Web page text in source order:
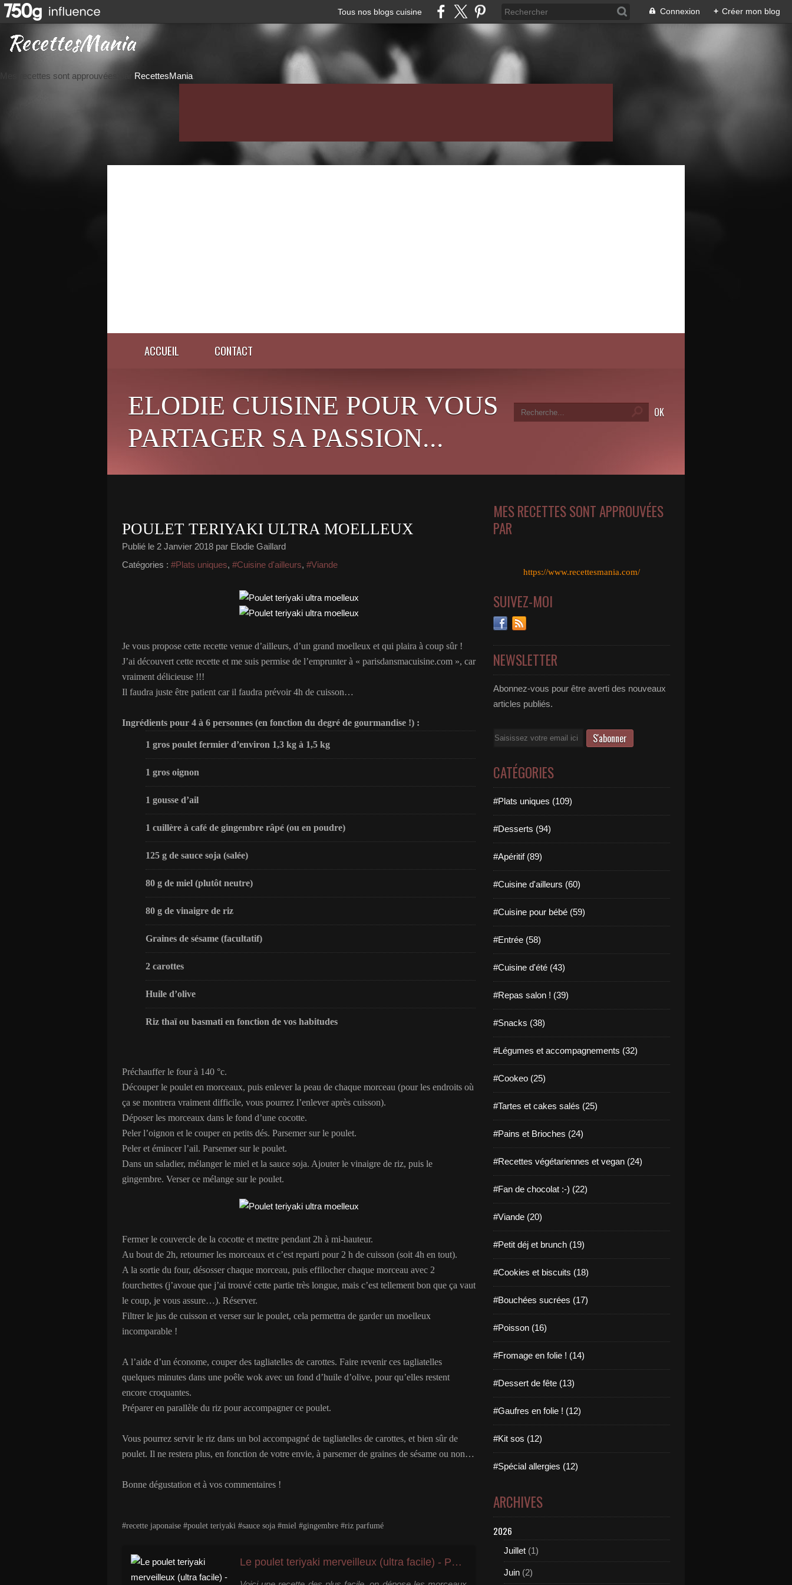
Mes recettes sont approuvées par RecettesMania
Tous nos blogs cuisine Connexion + Créer mon blog
ACCUEIL CONTACT
ELODIE CUISINE POUR VOUS
PARTAGER SA PASSION...
POULET TERIYAKI ULTRA MOELLEUX
Publié le 2 Janvier 2018 par Elodie Gaillard
Catégories : #Plats uniques, #Cuisine d'ailleurs, #Viande
Je vous propose cette recette venue d’ailleurs, d’un grand moelleux et qui plaira à coup sûr !
J’ai découvert cette recette et me suis permise de l’emprunter à « parisdansmacuisine.com », car
vraiment délicieuse !!!
Il faudra juste être patient car il faudra prévoir 4h de cuisson…
Ingrédients pour 4 à 6 personnes (en fonction du degré de gourmandise !) :
1 gros poulet fermier d’environ 1,3 kg à 1,5 kg
1 gros oignon
1 gousse d’ail
1 cuillère à café de gingembre râpé (ou en poudre)
125 g de sauce soja (salée)
80 g de miel (plutôt neutre)
80 g de vinaigre de riz
Graines de sésame (facultatif)
2 carottes
Huile d’olive
Riz thaï ou basmati en fonction de vos habitudes
Préchauffer le four à 140 °c.
Découper le poulet en morceaux, puis enlever la peau de chaque morceau (pour les endroits où
ça se montrera vraiment difficile, vous pourrez l’enlever après cuisson).
Déposer les morceaux dans le fond d’une cocotte.
Peler l’oignon et le couper en petits dés. Parsemer sur le poulet.
Peler et émincer l’ail. Parsemer sur le poulet.
Dans un saladier, mélanger le miel et la sauce soja. Ajouter le vinaigre de riz, puis le
gingembre. Verser ce mélange sur le poulet.
Fermer le couvercle de la cocotte et mettre pendant 2h à mi-hauteur.
Au bout de 2h, retourner les morceaux et c’est reparti pour 2 h de cuisson (soit 4h en tout).
A la sortie du four, désosser chaque morceau, puis effilocher chaque morceau avec 2
fourchettes (j’avoue que j’ai trouvé cette partie très longue, mais c’est tellement bon que ça vaut
le coup, je vous assure…). Réserver.
Filtrer le jus de cuisson et verser sur le poulet, cela permettra de garder un moelleux
incomparable !
A l’aide d’un économe, couper des tagliatelles de carottes. Faire revenir ces tagliatelles
quelques minutes dans une poêle wok avec un fond d’huile d’olive, pour qu’elles restent
encore croquantes.
Préparer en parallèle du riz pour accompagner ce poulet.
Vous pourrez servir le riz dans un bol accompagné de tagliatelles de carottes, et bien sûr de
poulet. Il ne restera plus, en fonction de votre envie, à parsemer de graines de sésame ou non…
Bonne dégustation et à vos commentaires !
#recette japonaise #poulet teriyaki #sauce soja #miel #gingembre #riz parfumé
Le poulet teriyaki merveilleux (ultra facile) - Paris dans ma cuisine
MES RECETTES SONT APPROUVÉES
PAR
https://www.recettesmania.com/
SUIVEZ-MOI
NEWSLETTER
Abonnez-vous pour être averti des nouveaux
articles publiés.
Email
CATÉGORIES
#Plats uniques (109)
#Desserts (94)
#Apéritif (89)
#Cuisine d'ailleurs (60)
#Cuisine pour bébé (59)
#Entrée (58)
#Cuisine d'été (43)
#Repas salon ! (39)
#Snacks (38)
#Légumes et accompagnements (32)
#Cookeo (25)
#Tartes et cakes salés (25)
#Pains et Brioches (24)
#Recettes végétariennes et vegan (24)
#Fan de chocolat :-) (22)
#Viande (20)
#Petit déj et brunch (19)
#Cookies et biscuits (18)
#Bouchées sucrées (17)
#Poisson (16)
#Fromage en folie ! (14)
#Dessert de fête (13)
#Gaufres en folie ! (12)
#Kit sos (12)
#Spécial allergies (12)
ARCHIVES
2026
Juillet (1)
Juin (2)